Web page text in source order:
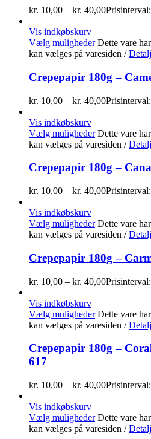
kr. 10,00 – kr. 40,00
Vis indkøbskurv
Vælg muligheder Dette vare
kan vælges på varesiden /
Crepepapir 180g –
kr. 10,00 – kr. 40,00
Vis indkøbskurv
Vælg muligheder Dette vare
kan vælges på varesiden /
Crepepapir 180g –
kr. 10,00 – kr. 40,00
Vis indkøbskurv
Vælg muligheder Dette vare
kan vælges på varesiden /
Crepepapir 180g –
kr. 10,00 – kr. 40,00
Vis indkøbskurv
Vælg muligheder Dette vare
kan vælges på varesiden /
Crepepapir 180g –
617
kr. 10,00 – kr. 40,00
Vis indkøbskurv
Vælg muligheder Dette vare
kan vælges på varesiden /